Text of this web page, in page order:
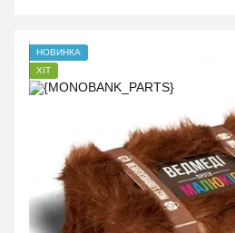
НОВИНКА
ХІТ